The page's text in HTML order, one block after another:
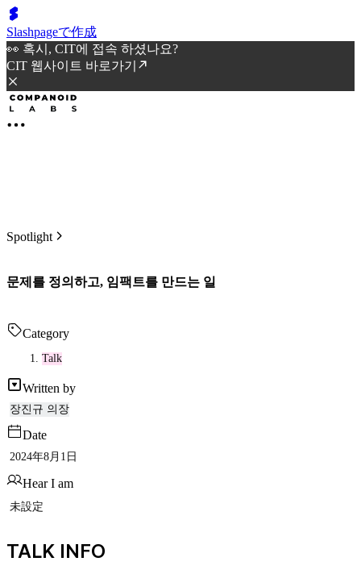
Slashpageで作成
👀 혹시, CIT에 접속 하셨나요?
CIT 웹사이트 바로가기
Spotlight
문제를 정의하고, 임팩트를 만드는 일
Category
Talk
Written by
장진규 의장
Date
2024年8月1日
Hear I am
未設定
TALK INFO